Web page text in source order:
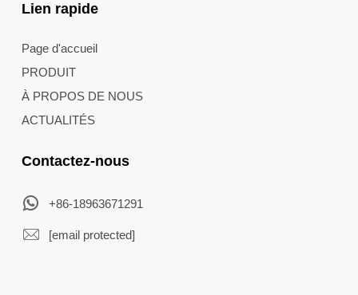
Lien rapide
Page d'accueil
PRODUIT
À PROPOS DE NOUS
ACTUALITÉS
Contactez-nous
+86-18963671291
[email protected]